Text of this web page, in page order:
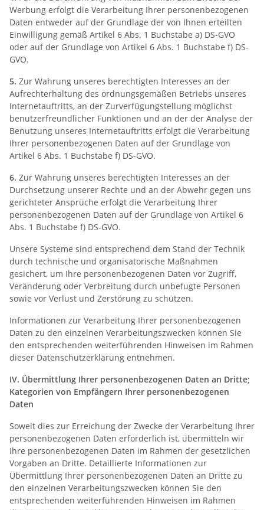
Werbung erfolgt die Verarbeitung Ihrer personenbezogenen
Daten entweder auf der Grundlage der von Ihnen erteilten
Einwilligung gemäß Artikel 6 Abs. 1 Buchstabe a) DS-GVO
oder auf der Grundlage von Artikel 6 Abs. 1 Buchstabe f) DS-
GVO.
5. Zur Wahrung unseres berechtigten Interesses an der
Aufrechterhaltung des ordnungsgemäßen Betriebs unseres
Internetauftritts, an der Zurverfügungstellung möglichst
benutzerfreundlicher Funktionen und an der der Analyse der
Benutzung unseres Internetauftritts erfolgt die Verarbeitung
Ihrer personenbezogenen Daten auf der Grundlage von
Artikel 6 Abs. 1 Buchstabe f) DS-GVO.
6. Zur Wahrung unseres berechtigten Interesses an der
Durchsetzung unserer Rechte und an der Abwehr gegen uns
gerichteter Ansprüche erfolgt die Verarbeitung Ihrer
personenbezogenen Daten auf der Grundlage von Artikel 6
Abs. 1 Buchstabe f) DS-GVO.
Unsere Systeme sind entsprechend dem Stand der Technik
durch technische und organisatorische Maßnahmen
gesichert, um Ihre personenbezogenen Daten vor Zugriff,
Veränderung oder Verbreitung durch unbefugte Personen
sowie vor Verlust und Zerstörung zu schützen.
Informationen zur Verarbeitung Ihrer personenbezogenen
Daten zu den einzelnen Verarbeitungszwecken können Sie
den entsprechenden weiterführenden Hinweisen im Rahmen
dieser Datenschutzerklärung entnehmen.
IV. Übermittlung Ihrer personenbezogenen Daten an Dritte;
Kategorien von Empfängern Ihrer personenbezogenen
Daten
Soweit dies zur Erreichung der Zwecke der Verarbeitung Ihrer
personenbezogenen Daten erforderlich ist, übermitteln wir
Ihre personenbezogenen Daten im Rahmen der gesetzlichen
Vorgaben an Dritte. Detaillierte Informationen zur
Übermittlung Ihrer personenbezogenen Daten an Dritte zu
den einzelnen Verarbeitungszwecken können Sie den
entsprechenden weiterführenden Hinweisen im Rahmen